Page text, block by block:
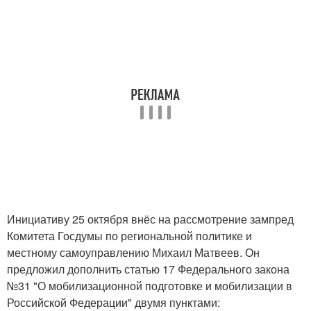
Инициативу 25 октября внёс на рассмотрение зампред
Комитета Госдумы по региональной политике и
местному самоуправлению Михаил Матвеев. Он
предложил дополнить статью 17 Федерального закона
№31 "О мобилизационной подготовке и мобилизации в
Российской Федерации" двумя пунктами: